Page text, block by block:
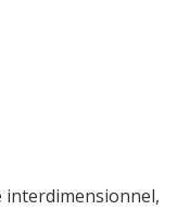
interdimensionnel,